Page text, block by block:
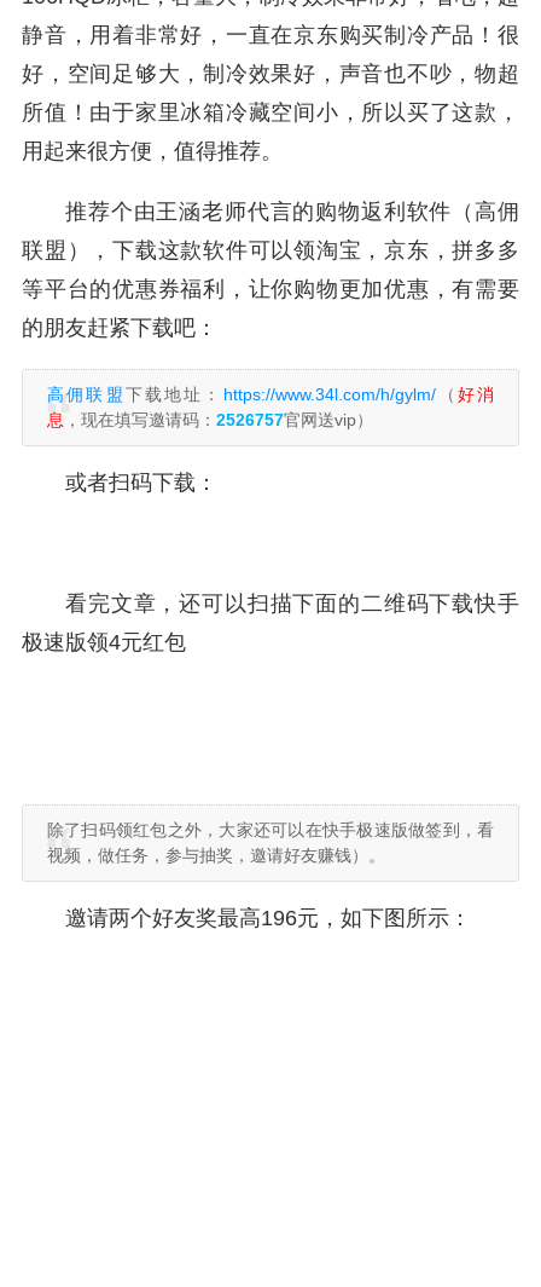
静音，用着非常好，一直在京东购买制冷产品！很
好，空间足够大，制冷效果好，声音也不吵，物超
所值！由于家里冰箱冷藏空间小，所以买了这款，
用起来很方便，值得推荐。
推荐个由王涵老师代言的购物返利软件（高佣
联盟），下载这款软件可以领淘宝，京东，拼多多
等平台的优惠券福利，让你购物更加优惠，有需要
的朋友赶紧下载吧：
高佣联盟下载地址： https://www.34l.com/h/gylm/（ 好消
息 ，现在填写邀请码： 2526757官网送vip）
或者扫码下载：
看完文章，还可以扫描下面的二维码下载快手
极速版领4元红包
除了扫码领红包之外，大家还可以在快手极速版做签到，看
视频，做任务，参与抽奖，邀请好友赚钱）。
邀请两个好友奖最高196元，如下图所示：